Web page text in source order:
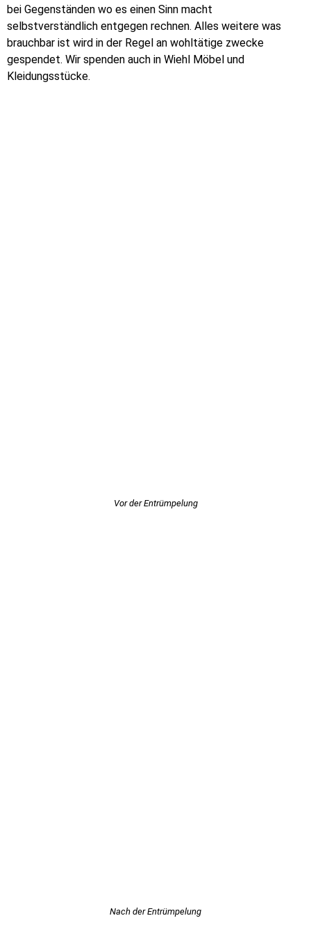
bei Gegenständen wo es einen Sinn macht
selbstverständlich entgegen rechnen. Alles weitere was
brauchbar ist wird in der Regel an wohltätige zwecke
gespendet. Wir spenden auch in Wiehl Möbel und
Kleidungsstücke.
Vor der Entrümpelung
Nach der Entrümpelung